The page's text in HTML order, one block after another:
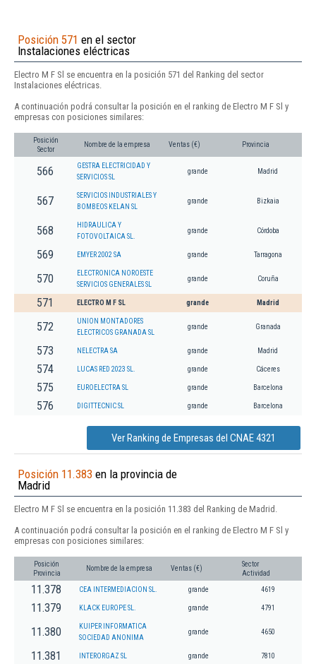
Posición 571 en el sector
Instalaciones eléctricas
Electro M F Sl se encuentra en la posición 571 del Ranking del sector
Instalaciones eléctricas.
A continuación podrá consultar la posición en el ranking de Electro M F Sl y
empresas con posiciones similares:
Posición
Sector
Nombre de la empresa Ventas (€) Provincia
566
GESTRA ELECTRICIDAD Y
SERVICIOS SL
grande Madrid
567
SERVICIOS INDUSTRIALES Y
BOMBEOS KELAN SL
grande Bizkaia
568
HIDRAULICA Y
FOTOVOLTAICA SL.
grande Córdoba
569 EMYER 2002 SA grande Tarragona
570
ELECTRONICA NOROESTE
SERVICIOS GENERALES SL
grande Coruña
571 ELECTRO M F SL grande Madrid
572
UNION MONTADORES
ELECTRICOS GRANADA SL
grande Granada
573 NELECTRA SA grande Madrid
574 LUCAS RED 2023 SL. grande Cáceres
575 EUROELECTRA SL grande Barcelona
576 DIGITTECNIC SL grande Barcelona
Ver Ranking de Empresas del CNAE 4321
Posición 11.383 en la provincia de
Madrid
Electro M F Sl se encuentra en la posición 11.383 del Ranking de Madrid.
A continuación podrá consultar la posición en el ranking de Electro M F Sl y
empresas con posiciones similares:
Posición
Provincia
Nombre de la empresa Ventas (€)
Sector
Actividad
11.378 CEA INTERMEDIACION SL. grande 4619
11.379 KLACK EUROPE SL. grande 4791
11.380
KUIPER INFORMATICA
SOCIEDAD ANONIMA
grande 4650
11.381 INTERORGAZ SL grande 7810